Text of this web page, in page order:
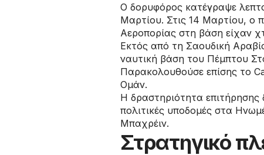
Ο δορυφόρος κατέγραψε
Μαρτίου. Στις 14 Μαρτίου, ο
Αεροπορίας στη βάση είχαν
Εκτός από τη Σαουδική
ναυτική βάση του Πέμπτου
Παρακολουθούσε επίσης το
Ομάν.
Η δραστηριότητα επιτήρησης
πολιτικές υποδομές στα
Μπαχρέιν.
Στρατηγικό